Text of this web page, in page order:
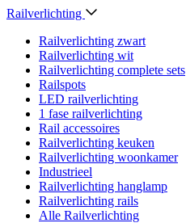
Railverlichting
Railverlichting zwart
Railverlichting wit
Railverlichting complete sets
Railspots
LED railverlichting
1 fase railverlichting
Rail accessoires
Railverlichting keuken
Railverlichting woonkamer
Industrieel
Railverlichting hanglamp
Railverlichting rails
Alle Railverlichting